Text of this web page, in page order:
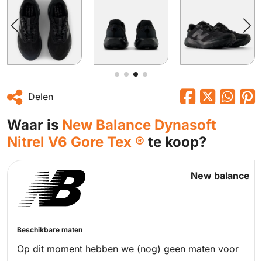
Delen
Waar is New Balance Dynasoft
Nitrel V6 Gore Tex ® te koop?
New balance
Beschikbare maten
Op dit moment hebben we (nog) geen maten voor